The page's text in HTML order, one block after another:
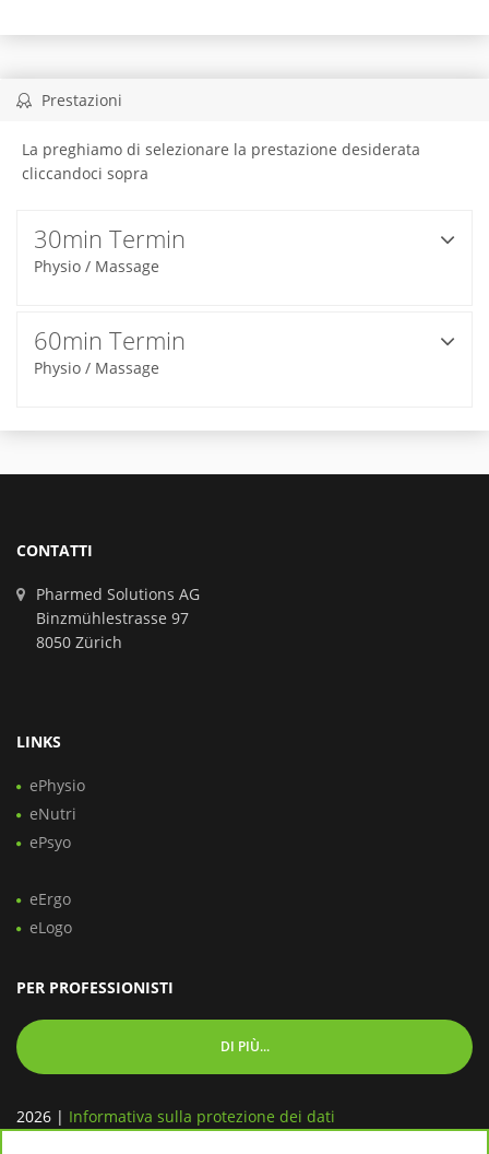
Prestazioni
La preghiamo di selezionare la prestazione desiderata
cliccandoci sopra
30min Termin
Physio / Massage
60min Termin
Physio / Massage
CONTATTI
Pharmed Solutions AG
Binzmühlestrasse 97
8050 Zürich
LINKS
ePhysio
eNutri
ePsyo
eErgo
eLogo
PER PROFESSIONISTI
DI PIÙ...
2026 | Informativa sulla protezione dei dati